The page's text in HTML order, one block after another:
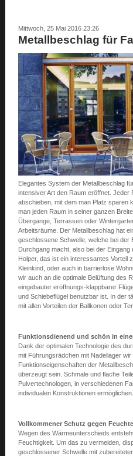
Mittwoch, 25 Mai 2016 23:26
Metallbeschlag für
Elegantes System der Metallbeschlag
intensiver Art den Raum eröffnet. Jeder
abschieben, mit dem man Platz sparen
man jeden Raum in seiner ganzen
Übergange, Terrassen oder
Arbeitsräume. Der Metallbeschlag hat
geschlossene Schwelle, welche bei der
Durchgang macht, also bei der
Holper, das ist ein interessantes Vorteil
Kleinkind, oder auch in barrierlose
wir auch an die optimale Belüftung des
eingebauter eröffnungs-klappbarer
und Schiebeflügel benutzbar ist. In der
mit allen Vorteilen der Ballkonen oder
Funktionsdienend und schön in
Dank der optimalen Technologie des
mit Führungsrädchen mit Nadellager
Funktionseigenschaften der
überzeugt sein. Schmale und flache
Pulvertechnologen, in verschiedenen
individualen Konstruktionen ermöglichen.
Vollkommener Schutz gegen
Wegen des Wärmeunterschieds
Feuchtigkeit. Um das zu vermeiden,
geschlossener Schwelle mit